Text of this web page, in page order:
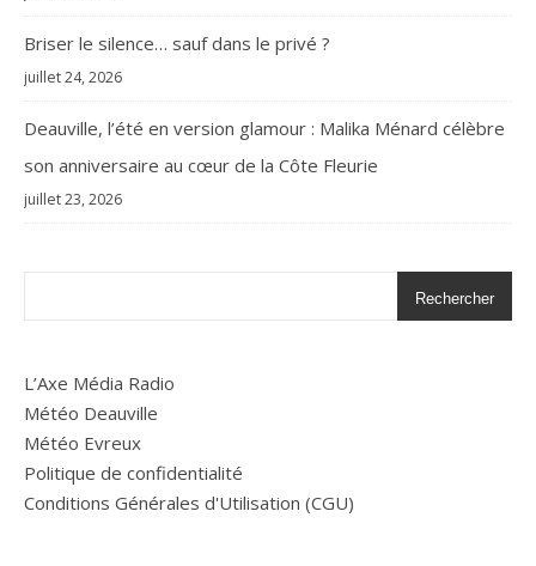
Briser le silence… sauf dans le privé ?
juillet 24, 2026
Deauville, l’été en version glamour : Malika Ménard célèbre
son anniversaire au cœur de la Côte Fleurie
juillet 23, 2026
Rechercher
L’Axe Média Radio
Météo Deauville
Météo Evreux
Politique de confidentialité
Conditions Générales d'Utilisation (CGU)